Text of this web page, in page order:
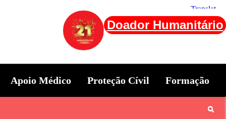
Doador Humanitário
Apoio Médico Proteção Cívil Formação